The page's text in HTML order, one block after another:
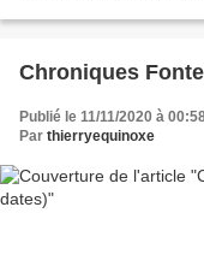
Chroniques
Publié le 11/11/2020 à
Par thierryequinoxe